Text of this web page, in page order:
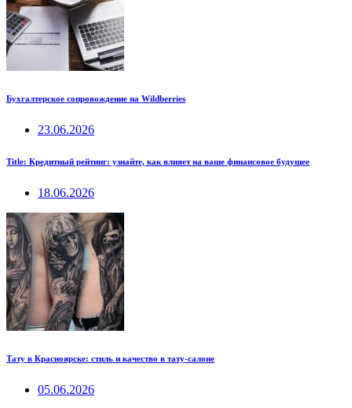
Бухгалтерское сопровождение на Wildberries
23.06.2026
Title: Кредитный рейтинг: узнайте, как влияет на ваше финансовое будущее
18.06.2026
Тату в Красноярске: стиль и качество в тату-салоне
05.06.2026